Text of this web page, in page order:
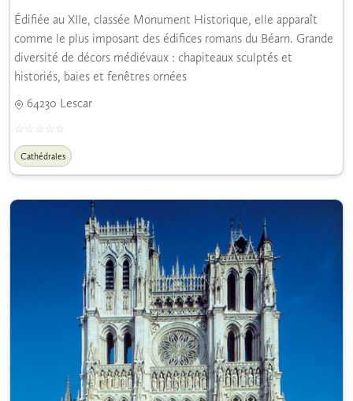
Édifiée au XIIe, classée Monument Historique, elle apparaît
comme le plus imposant des édifices romans du Béarn. Grande
diversité de décors médiévaux : chapiteaux sculptés et
historiés, baies et fenêtres ornées
64230 Lescar
Cathédrales